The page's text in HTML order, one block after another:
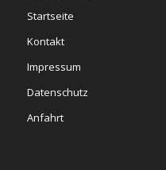
Startseite
Kontakt
Impressum
Datenschutz
Anfahrt